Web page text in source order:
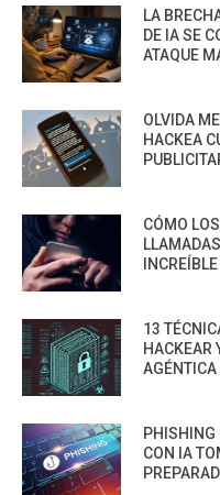
LA
DE IA SE
ATAQUE
OLVIDA
HACKEA
CÓMO
13
HACKEAR
AGÉNTICA
PHISHING
CON IA